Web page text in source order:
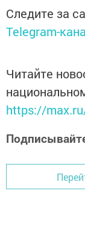
Следите за
Telegram-
Читайте
https://